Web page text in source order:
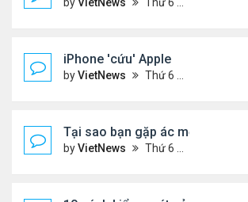
iPhone 'cứu' Apple
byVietNews Thứ 6 Tháng 7 29, 2022 11:43 am
Tại sao bạn gặp ác mộng
byVietNews Thứ 6 Tháng 7 29, 2022 10:47 am